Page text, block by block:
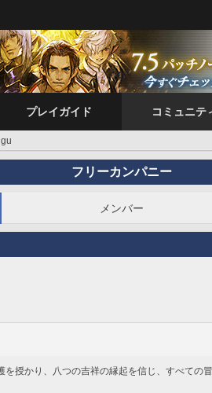
プレイガイド コミュニテ
フリーカンパニー
メンバー
授かり、八つの吉祥の縁起を信じ、すべての